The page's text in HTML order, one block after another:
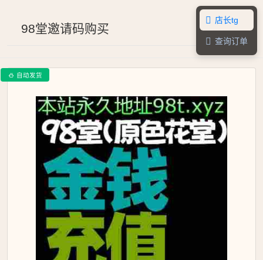
98堂邀请码购买
 店长tg
 查询订单
 自动发货